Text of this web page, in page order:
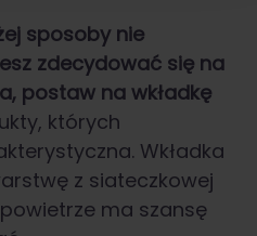
sposoby nie
zdecydować się na
postaw na wkładkę
których
Wkładka
z siateczkowej
ma szansę